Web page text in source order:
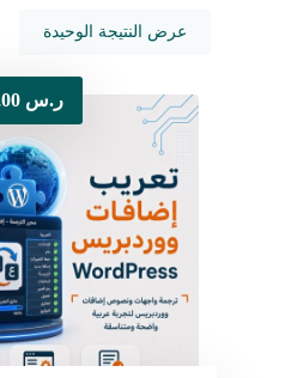
عرض النتيجة الوحيدة
ر.س